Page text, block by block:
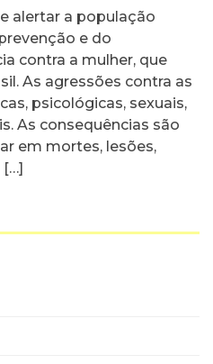
alertar a população
e do
contra a mulher, que
As agressões contra as
psicológicas, sexuais,
As consequências são
em mortes, lesões,
[…]